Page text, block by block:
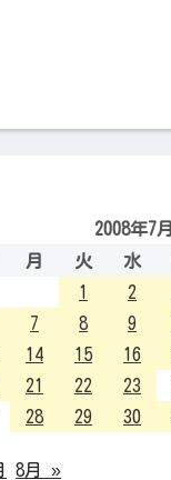
2008年7月
月 火 水
1
2
7 8 9
14 15 16
21 22 23
28 29 30
8月 »